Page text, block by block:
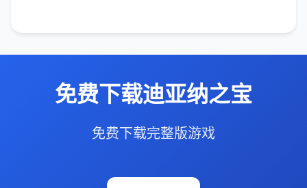
免费下载迪亚纳之宝
免费下载完整版游戏